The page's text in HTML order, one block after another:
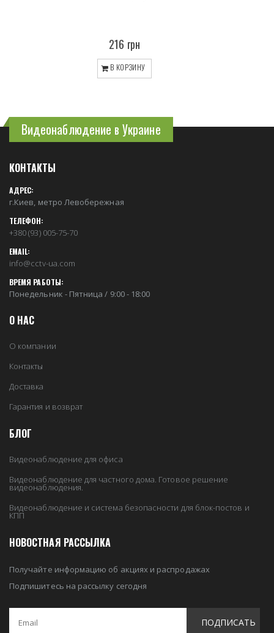
216 грн
В КОРЗИНУ
Видеонаблюдение в Украине
КОНТАКТЫ
АДРЕС:
г.Киев, метро Левобережная
ТЕЛЕФОН:
+380 (93) 005-75-70
EMAIL:
info@cctv-ua.com
ВРЕМЯ РАБОТЫ:
Понедельник - Пятница / 9:00 - 18:00
О НАС
О компании
Контакты
Доставка
Гарантия и возврат
БЛОГ
Видеонаблюдение для офиса
Видеонаблюдение для частного дома. Готовое решение
видеонаблюдения.
Видеонаблюдение и система безопасности для блок-постов и
КПП
НОВОСТНАЯ РАССЫЛКА
Получайте информацию об акциях и распродажах
Подпишитесь на рассылку сегодня
ПОДПИСАТЬ